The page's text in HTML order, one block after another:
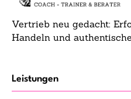
Vertrieb neu gedacht:
Handeln und
Leistungen